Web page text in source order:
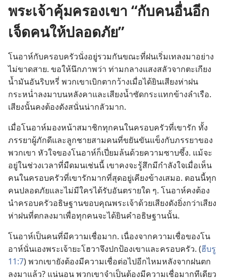
พระเจ้าคุ้มครองเขา “กับคนอื่นอีก
เจ็ดคนให้ปลอดภัย”
โนอาห์​กับ​ครอบครัว​นั่ง​อยู่​รวม​กัน​ขณะ​ที่​ฝน​เริ่ม​เท​ลง​มา​อย่าง​
ไม่​ขาด​สาย. ขอ​ให้​นึก​ภาพ​ว่า ท่ามกลาง​แสง​สลัว​จาก​ตะเกียง​
น้ำมัน​อัน​ริบหรี่ พวก​เขา​เบิก​ตา​กว้าง​เมื่อ​ได้​ยิน​เสียง​ห่า​ฝน​
กระหน่ำ​ลง​มา​บน​หลังคา​และ​เสียง​น้ำ​ซัด​กระแทก​ข้าง​ลำ​เรือ.
เสียง​นั้น​คง​ต้อง​ดัง​สนั่น​น่า​กลัว​มาก.
เมื่อ​โนอาห์​มอง​หน้า​สมาชิก​ทุก​คน​ใน​ครอบครัว​ที่​เขา​รัก ทั้ง​
ภรรยา​ผู้​ภักดี​และ​ลูก​ชาย​สาม​คน​ที่​ขยัน​ขันแข็ง​กับ​ภรรยา​ของ​
พวก​เขา หัวใจ​ของ​โนอาห์​ก็​เปี่ยม​ล้น​ด้วย​ความ​ซาบซึ้ง. แม้​จะ​
อยู่​ใน​ช่วง​เวลา​ที่​มืดมน​เช่น​นี้ เขา​คง​จะ​รู้สึก​มี​กำลังใจ​เมื่อ​เห็น​
คน​ใน​ครอบครัว​ที่​เขา​รัก​มาก​ที่​สุด​อยู่​เคียง​ข้าง​เสมอ. ตอน​นี้​ทุก​
คน​ปลอด​ภัย​และ​ไม่​มี​ใคร​ได้​รับ​อันตราย​ใด ๆ. โนอาห์​คง​ต้อง​
นำ​ครอบครัว​อธิษฐาน​ขอบคุณ​พระเจ้า​ด้วย​เสียง​ดัง​ยิ่ง​กว่า​เสียง​
ห่า​ฝน​ที่​ตก​ลง​มา​เพื่อ​ทุก​คน​จะ​ได้​ยิน​คำ​อธิษฐาน​นั้น.
โนอาห์​เป็น​คน​ที่​มี​ความ​เชื่อ​มาก. เนื่อง​จาก​ความ​เชื่อ​ของ​โน
อาห์​นั่น​เอง​พระเจ้า​ยะโฮวา​จึง​ปก​ป้อง​เขา​และ​ครอบครัว. (ฮีบรู
11:7) พวก​เขา​ยัง​ต้อง​มี​ความ​เชื่อ​ต่อ​ไป​อีก​ไหม​หลัง​จาก​ฝน​ตก​
ลง​มา​แล้ว? แน่นอน พวก​เขา​จำเป็น​ต้อง​มี​ความ​เชื่อ​มาก​ที​เดียว​